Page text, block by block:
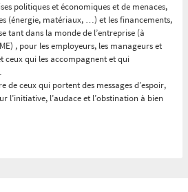
politiques et économiques et de menaces,
(énergie, matériaux, …) et les financements,
tant dans la monde de l’entreprise (à
, pour les employeurs, les manageurs et
ceux qui les accompagnent et qui
de ceux qui portent des messages d’espoir,
l’initiative, l’audace et l’obstination à bien